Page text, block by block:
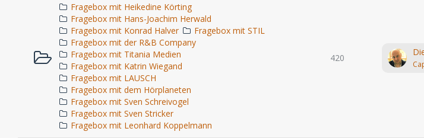
Fragebox mit Heikedine Körting
Fragebox mit Hans-Joachim Herwald
Fragebox mit Konrad Halver
Fragebox mit STIL
Fragebox mit der R&B Company
Fragebox mit Titania Medien
Fragebox mit Katrin Wiegand
Fragebox mit LAUSCH
Fragebox mit dem Hörplaneten
Fragebox mit Sven Schreivogel
Fragebox mit Sven Stricker
Fragebox mit Leonhard Koppelmann
420